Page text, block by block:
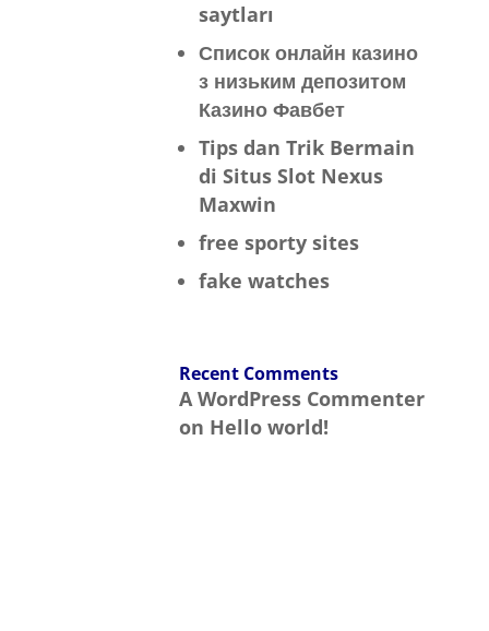
saytları
Список онлайн казино
з низьким депозитом
Казино Фавбет
Tips dan Trik Bermain
di Situs Slot Nexus
Maxwin
free sporty sites
fake watches
Recent Comments
A WordPress Commenter
on Hello world!